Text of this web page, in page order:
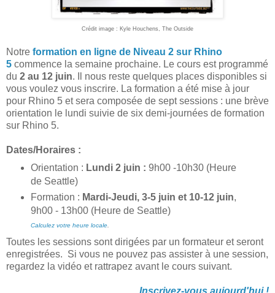
Crédit image : Kyle Houchens, The Outside
Notre formation en ligne de Niveau 2 sur Rhino
5 commence la semaine prochaine. Le cours est programmé
du 2 au 12 juin. Il nous reste quelques places disponibles si
vous voulez vous inscrire. La formation a été mise à jour
pour Rhino 5 et sera composée de sept sessions : une brève
orientation le lundi suivie de six demi-journées de formation
sur Rhino 5.
Dates/Horaires :
Orientation : Lundi 2 juin : 9h00 -10h30 (Heure
de Seattle)
Formation : Mardi-Jeudi, 3-5 juin et 10-12 juin,
9h00 - 13h00 (Heure de Seattle)
Calculez votre heure locale.
Toutes les sessions sont dirigées par un formateur et seront
enregistrées. Si vous ne pouvez pas assister à une session,
regardez la vidéo et rattrapez avant le cours suivant.
Inscrivez-vous aujourd'hui !